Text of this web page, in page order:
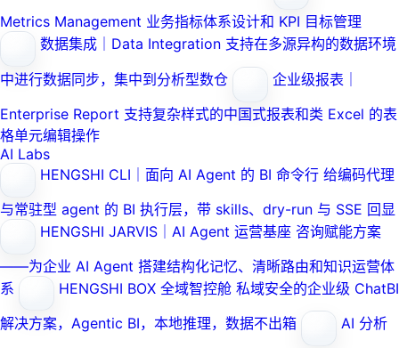
Metrics Management 业务指标体系设计和 KPI 目标管理
数据集成｜Data Integration 支持在多源异构的数据环境
中进行数据同步，集中到分析型数仓
企业级报表｜
Enterprise Report 支持复杂样式的中国式报表和类 Excel 的表
格单元编辑操作
AI Labs
HENGSHI CLI｜面向 AI Agent 的 BI 命令行 给编码代理
与常驻型 agent 的 BI 执行层，带 skills、dry-run 与 SSE 回显
HENGSHI JARVIS｜AI Agent 运营基座 咨询赋能方案
——为企业 AI Agent 搭建结构化记忆、清晰路由和知识运营体
系
HENGSHI BOX 全域智控舱 私域安全的企业级 ChatBI
解决方案，Agentic BI，本地推理，数据不出箱
AI 分析